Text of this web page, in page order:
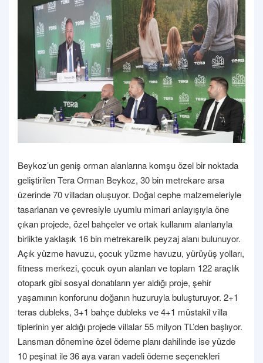
Beykoz’un geniş orman alanlarına komşu özel bir noktada
geliştirilen Tera Orman Beykoz, 30 bin metrekare arsa
üzerinde 70 villadan oluşuyor. Doğal cephe malzemeleriyle
tasarlanan ve çevresiyle uyumlu mimari anlayışıyla öne
çıkan projede, özel bahçeler ve ortak kullanım alanlarıyla
birlikte yaklaşık 16 bin metrekarelik peyzaj alanı bulunuyor.
Açık yüzme havuzu, çocuk yüzme havuzu, yürüyüş yolları,
fitness merkezi, çocuk oyun alanları ve toplam 122 araçlık
otopark gibi sosyal donatıların yer aldığı proje, şehir
yaşamının konforunu doğanın huzuruyla buluşturuyor. 2+1
teras dubleks, 3+1 bahçe dubleks ve 4+1 müstakil villa
tiplerinin yer aldığı projede villalar 55 milyon TL’den başlıyor.
Lansman dönemine özel ödeme planı dahilinde ise yüzde
10 peşinat ile 36 aya varan vadeli ödeme seçenekleri